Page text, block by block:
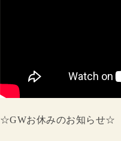
☆GWお休みのお知らせ☆